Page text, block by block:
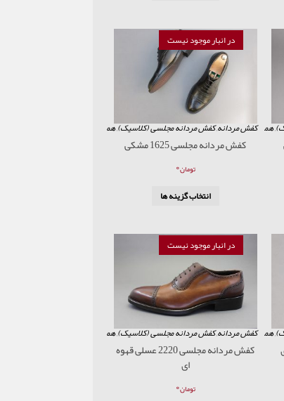
,همه محصولات
در انبار موجود نیست
کفش مردانه,کفش مردانه مجلسی (کلاسیک),همه محصولات
کفش مردانه مجلسی 1625 مشکی
تومان۰
انتخاب گزینه ها
,همه محصولات
در انبار موجود نیست
کفش مردانه,کفش مردانه مجلسی (کلاسیک),همه محصولات
کفش مردانه مجلسی 2220 عسلی قهوه
ای
تومان۰